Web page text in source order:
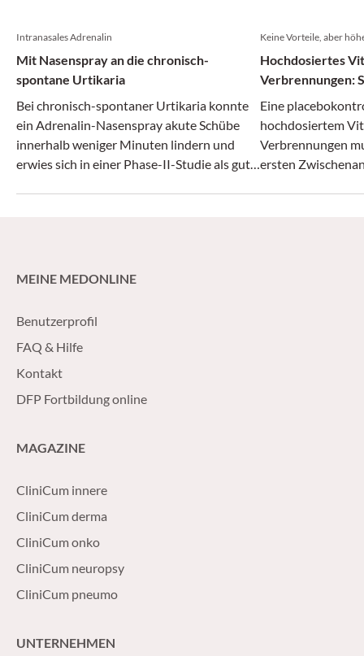
Intranasales Adrenalin
Mit Nasenspray an die chronisch-
spontane Urtikaria
Bei chronisch-spontaner Urtikaria konnte
ein Adrenalin-Nasenspray akute Schübe
innerhalb weniger Minuten lindern und
erwies sich in einer Phase-II-Studie als gut
Keine Vorteile, aber
Hochdosiertes
Verbrennungen:
Eine
hochdosiertem
Verbrennungen
ersten
MEINE MEDONLINE
Benutzerprofil
FAQ & Hilfe
Kontakt
DFP Fortbildung online
MAGAZINE
CliniCum innere
CliniCum derma
CliniCum onko
CliniCum neuropsy
CliniCum pneumo
UNTERNEHMEN